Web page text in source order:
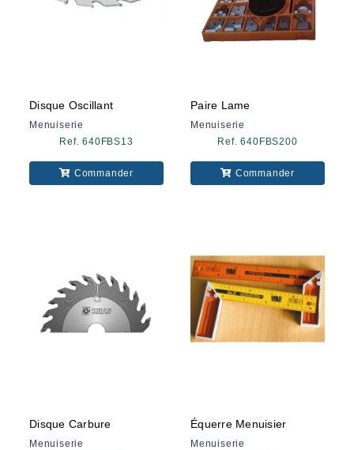
Disque Oscillant
Menuiserie
Ref. 640FBS13
Commander
Paire Lame
Menuiserie
Ref. 640FBS200
Commander
Disque Carbure
Menuiserie
Équerre Menuisier
Menuiserie